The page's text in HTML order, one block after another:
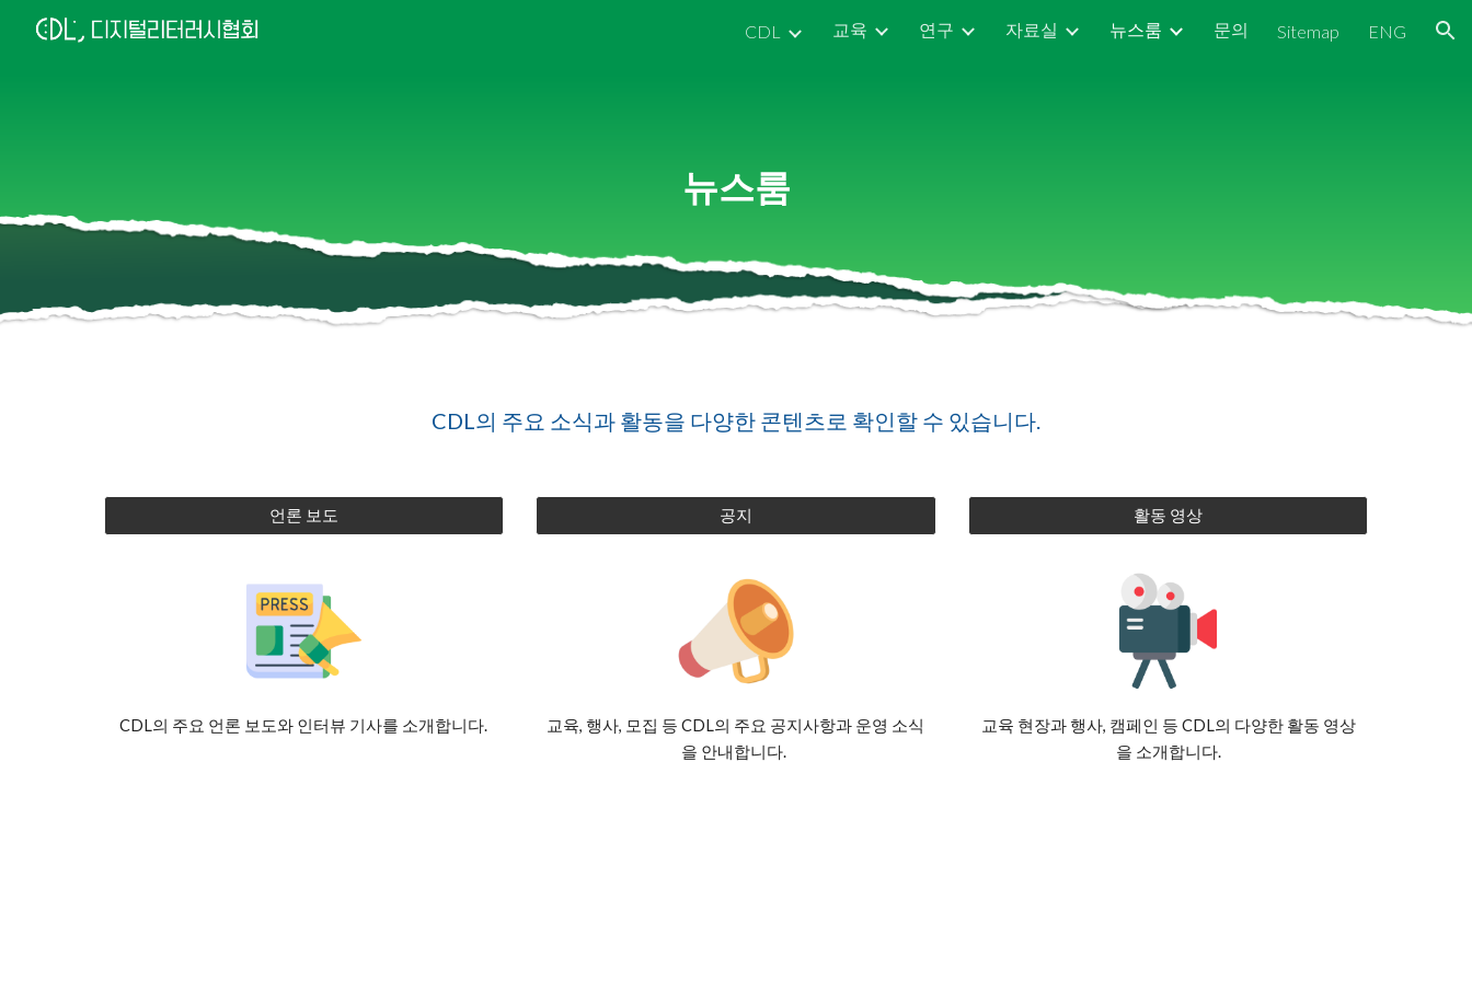
Skip to navigation
CDL 교육 연구 자료실 뉴스룸 문의 Sitemap ENG
뉴스룸
CDL의 주요 소식과 활동을 다양한 콘텐츠로 확인할 수 있습니다.
언론 보도
CDL의 주요 언론 보도와 인터뷰 기사를 소개합니다.
공지
교육, 행사, 모집 등 CDL의 주요 공지사항과 운영 소식
을 안내합니다.
활동 영상
교육 현장과 행사, 캠페인 등 CDL의 다양한 활동 영상
을 소개합니다.